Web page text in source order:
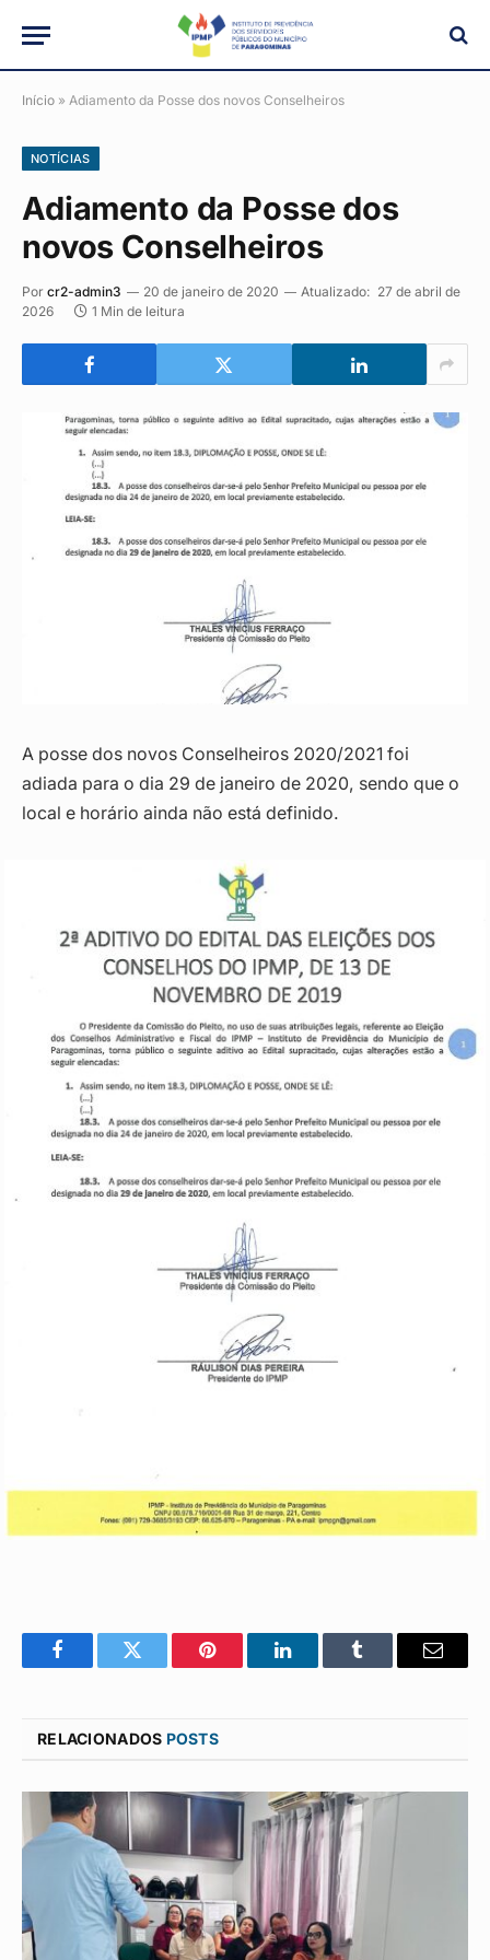
Início » Adiamento da Posse dos novos Conselheiros
NOTÍCIAS
Adiamento da Posse dos
novos Conselheiros
Por cr2-admin3 20 de janeiro de 2020 Atualizado: 27 de abril de
2026
1 Min de leitura
A posse dos novos Conselheiros 2020/2021 foi
adiada para o dia 29 de janeiro de 2020, sendo que o
local e horário ainda não está definido.
FacebookTwitter Pinterest LinkedInTumblr
E-
RELACIONADOS POSTS